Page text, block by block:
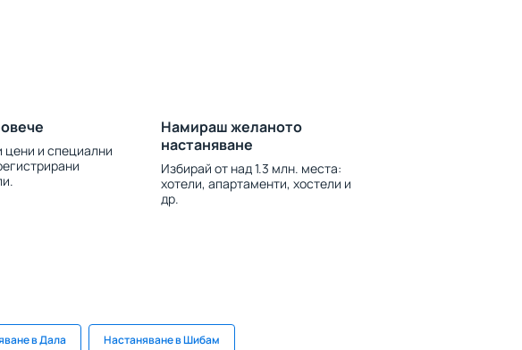
цени и специални
Намираш желаното
настаняване
Избирай от над 1.3 млн. места:
хотели, апартаменти, хостели и
др.
в Дала Настаняване в Шибам